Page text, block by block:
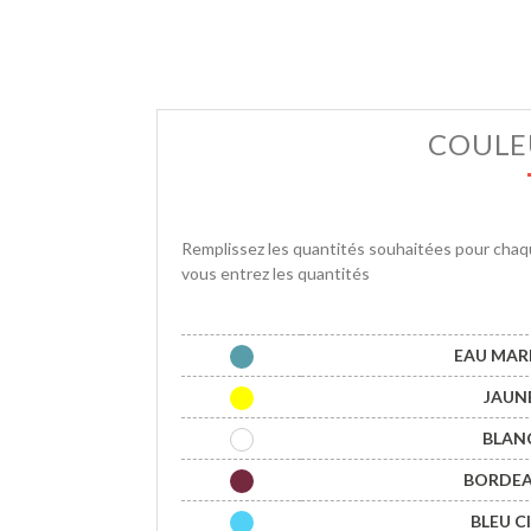
Remplissez les quantités souhaitées pour
vous entrez les quantités
EAU
BLEU